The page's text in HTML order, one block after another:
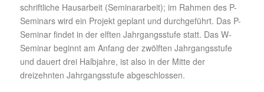
schriftliche Hausarbeit (Seminararbeit); im Rahmen des P-
Seminars wird ein Projekt geplant und durchgeführt. Das P-
Seminar findet in der elften Jahrgangsstufe statt. Das W-
Seminar beginnt am Anfang der zwölften Jahrgangsstufe
und dauert drei Halbjahre, ist also in der Mitte der
dreizehnten Jahrgangsstufe abgeschlossen.